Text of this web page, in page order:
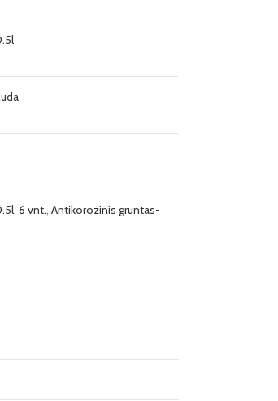
, 6 vnt. Antikorozinis gruntas-